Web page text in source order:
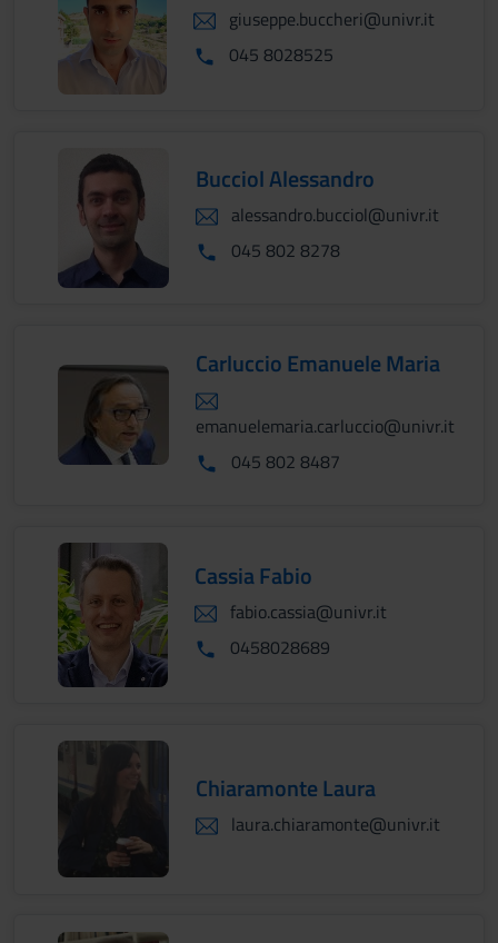
giuseppe.buccheri@univr.it
045 8028525
Bucciol Alessandro
alessandro.bucciol@univr.it
045 802 8278
Carluccio Emanuele Maria
emanuelemaria.carluccio@univr.it
045 802 8487
Cassia Fabio
fabio.cassia@univr.it
0458028689
Chiaramonte Laura
laura.chiaramonte@univr.it